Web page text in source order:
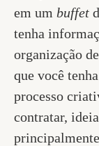
em um buffet
tenha
organização
que você
processo
contratar,